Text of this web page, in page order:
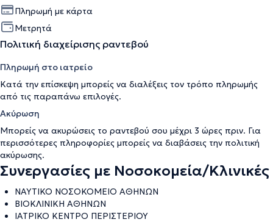
Πληρωμή με κάρτα
Μετρητά
Πολιτική διαχείρισης ραντεβού
Πληρωμή στο ιατρείο
Κατά την επίσκεψη μπορείς να διαλέξεις τον τρόπο πληρωμής
από τις παραπάνω επιλογές.
Ακύρωση
Μπορείς να ακυρώσεις το ραντεβού σου μέχρι 3 ώρες πριν. Για
περισσότερες πληροφορίες μπορείς να διαβάσεις την πολιτική
ακύρωσης.
Συνεργασίες με Νοσοκομεία/Κλινικές
ΝΑΥΤΙΚΟ ΝΟΣΟΚΟΜΕΙΟ ΑΘΗΝΩΝ
ΒΙΟΚΛΙΝΙΚΗ ΑΘΗΝΩΝ
ΙΑΤΡΙΚΟ ΚΕΝΤΡΟ ΠΕΡΙΣΤΕΡΙΟΥ